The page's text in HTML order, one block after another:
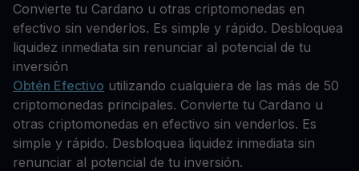
Convierte tu Cardano u otras criptomonedas en
efectivo sin venderlos. Es simple y rápido. Desbloquea
liquidez inmediata sin renunciar al potencial de tu
inversión
Obtén Efectivo utilizando cualquiera de las más de 50
criptomonedas principales. Convierte tu Cardano u
otras criptomonedas en efectivo sin venderlos. Es
simple y rápido. Desbloquea liquidez inmediata sin
renunciar al potencial de tu inversión.